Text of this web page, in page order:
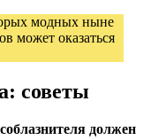
модных ныне
может оказаться
советы
должен